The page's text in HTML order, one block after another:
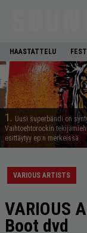
HAASTATTELU
1. Uusi superbändi on
Vaihtoehtorockin
esittäytyy ep:n merkeissä
VARIOUS ARTISTS
VARIOUS
Boot dvd